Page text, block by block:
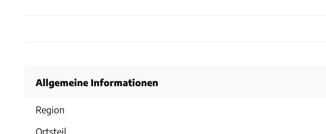
Allgemeine Informationen
Region
Ortsteil